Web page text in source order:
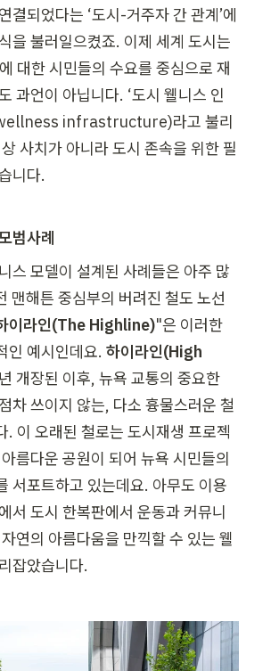
결되었다는 ‘도시-거주자 간 관계’에
을 불러일으켰죠. 이제 세계 도시는
대한 시민들의 수요를 중심으로 재
과언이 아닙니다. ‘도시 웰니스 인
infrastructure)라고 불리
사치가 아니라 도시 존속을 위한 필
니다.
범사례
스 모델이 설계된 사례들은 아주 많
맨해튼 중심부의 버려진 철도 노선
이라인(The Highline)"은 이러한
인 예시인데요. 하이라인(High
개장된 이후, 뉴욕 교통의 중요한
차 쓰이지 않는, 다소 흉물스러운 철
. 이 오래된 철로는 도시재생 프로젝
름다운 공원이 되어 뉴욕 시민들의
서포트하고 있는데요. 아무도 이용
서 도시 한복판에서 운동과 커뮤니
연의 아름다움을 만끽할 수 있는 웰
잡았습니다.